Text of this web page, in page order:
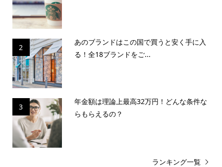
2
あのブランドはこの国で買うと安く手に入
る！全18ブランドをご...
3
年金額は理論上最高32万円！どんな条件な
らもらえるの？
ランキング一覧